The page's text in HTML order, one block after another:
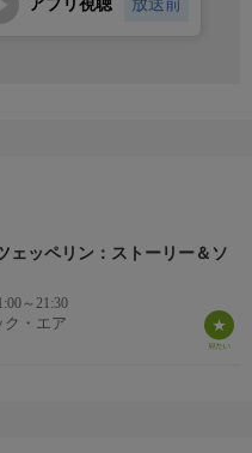
アプリ視聴 放送前
ェッペリン：ストーリー＆ソ
～21:30
ク・エア